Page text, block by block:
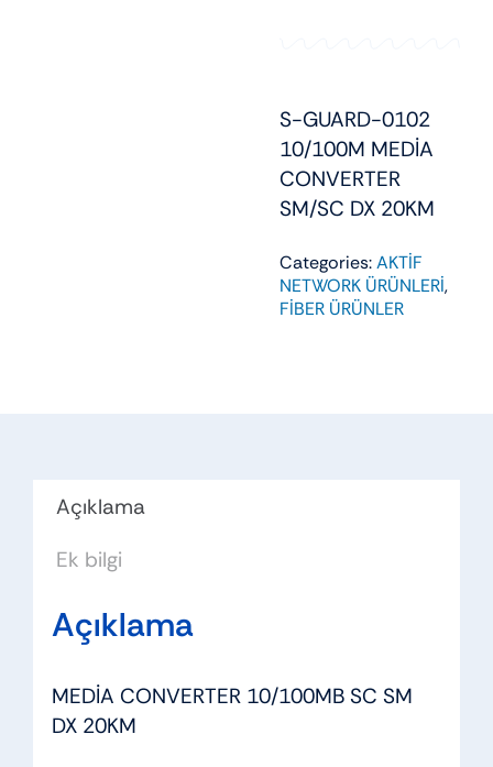
S-GUARD-0102
10/100M MEDİA
CONVERTER
SM/SC DX 20KM
Categories:AKTİF
NETWORK ÜRÜNLERİ,
FİBER ÜRÜNLER
Açıklama
Ek bilgi
Açıklama
MEDİA CONVERTER 10/100MB SC SM
DX 20KM